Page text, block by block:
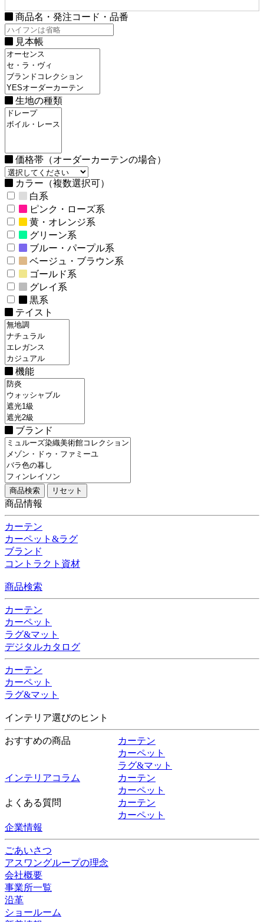
商品名・発注コード・品番
見本帳
生地の種類
価格帯（オーダーカーテンの場合）
カラー（複数選択可）
白系
ピンク・ローズ系
黄・オレンジ系
グリーン系
ブルー・パープル系
ベージュ・ブラウン系
ゴールド系
グレイ系
黒系
テイスト
機能
ブランド
商品情報
カーテン
カーペット&ラグ
ブランド
コントラクト資材
商品検索
カーテン
カーペット
ラグ&マット
デジタルカタログ
カーテン
カーペット
ラグ&マット
インテリア選びのヒント
おすすめの商品
カーテン
カーペット
ラグ&マット
インテリアコラム
カーテン
カーペット
よくある質問
カーテン
カーペット
企業情報
ごあいさつ
アスワングループの理念
会社概要
事業所一覧
沿革
ショールーム